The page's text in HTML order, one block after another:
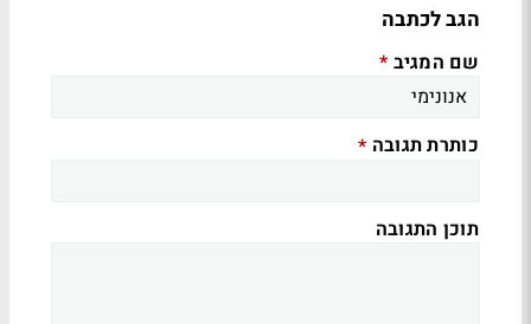
הגב לכתבה
שם המגיב *
כותרת תגובה *
תוכן התגובה